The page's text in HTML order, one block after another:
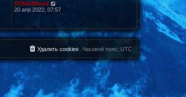
STINGERcod
20 апр 2022, 07:57
Часовой пояс: UTC
Удалить cookies